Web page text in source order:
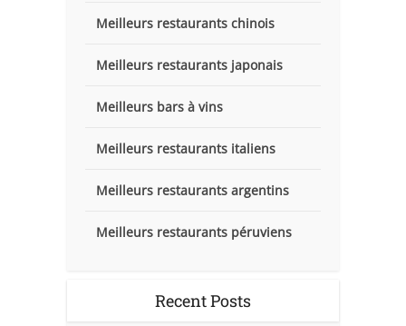
Meilleurs restaurants chinois
Meilleurs restaurants japonais
Meilleurs bars à vins
Meilleurs restaurants italiens
Meilleurs restaurants argentins
Meilleurs restaurants péruviens
Recent Posts